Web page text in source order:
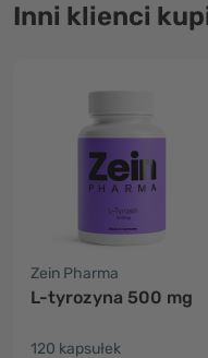
Inni klienci
Zein Pharma
L-tyrozyna 500 mg
120 kapsułek